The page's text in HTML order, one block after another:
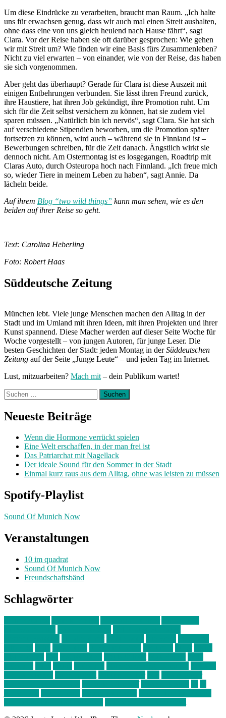
Um diese Eindrücke zu verarbeiten, braucht man Raum. „Ich halte
uns für erwachsen genug, dass wir auch mal einen Streit aushalten,
ohne dass eine von uns gleich heulend nach Hause fährt“, sagt
Clara. Vor der Reise haben sie oft darüber gesprochen: Wie gehen
wir mit Streit um? Wie finden wir eine Basis fürs Zusammenleben?
Nicht zu viel erwarten – von einander, wie von der Reise, das haben
sie sich vorgenommen.
Aber geht das überhaupt? Gerade für Clara ist diese Auszeit mit
einigen Entbehrungen verbunden. Sie lässt ihren Freund zurück,
ihre Haustiere, hat ihren Job gekündigt, ihre Promotion ruht. Um
sich für die Zeit selbst versichern zu können, hat sie zudem viel
sparen müssen. „Natürlich bin ich nervös“, sagt Clara. Sie hat sich
auf verschiedene Stipendien beworben, um die Promotion später
fortsetzen zu können, wird auch – während sie in Finnland ist –
Bewerbungen schreiben, für die Zeit danach. Ängstlich wirkt sie
dennoch nicht. Am Ostermontag ist es losgegangen, Roadtrip mit
Claras Auto, durch Osteuropa hoch nach Finnland. „Ich freue mich
so, wieder Tiere in meinem Leben zu haben“, sagt Annie. Da
lächeln beide.
Auf ihrem Blog “two wild things” kann man sehen, wie es den
beiden auf ihrer Reise so geht.
Text: Carolina Heberling
Foto: Robert Haas
Süddeutsche Zeitung
München lebt. Viele junge Menschen machen den Alltag in der
Stadt und im Umland mit ihren Ideen, mit ihren Projekten und ihrer
Kunst spannend. Diese Macher werden auf dieser Seite Woche für
Woche vorgestellt – von jungen Autoren, für junge Leser. Die
besten Geschichten der Stadt: jeden Montag in derSüddeutschen
Zeitung auf der Seite „Junge Leute“ – und jeden Tag im Internet.
Lust, mitzuarbeiten? Mach mit – dein Publikum wartet!
Suchen
nach:
Neueste Beiträge
Wenn die Hormone verrückt spielen
Eine Welt erschaffen, in der man frei ist
Das Patriarchat mit Nagellack
Der ideale Sound für den Sommer in der Stadt
Einmal kurz raus aus dem Alltag, ohne was leisten zu müssen
Spotify-Playlist
Sound Of Munich Now
Veranstaltungen
10 im quadrat
Sound Of Munich Now
Freundschaftsbänd
Schlagwörter